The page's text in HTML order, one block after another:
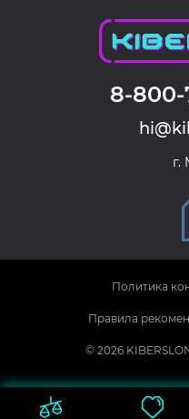
8-800-
г.
© 2026
Политика
Правила